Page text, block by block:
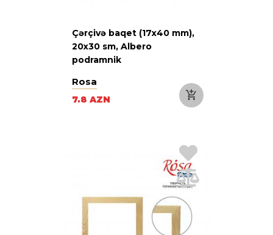
Çərçivə baqet (17х40 mm),
20х30 sm, Albero
podramnik
Rosa
7.8 AZN